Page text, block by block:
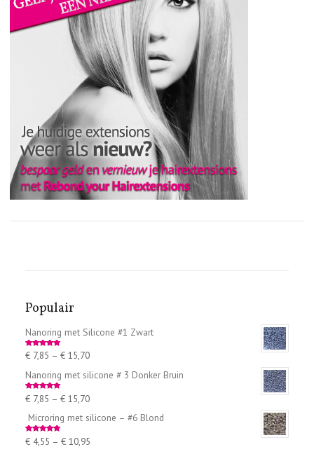
Populair
Nanoring met Silicone #1 Zwart
Rated5.00
out of 5
€7,85 – €15,70
Nanoring met silicone # 3 Donker Bruin
Rated5.00
out of 5
€7,85 – €15,70
Microring met silicone – #6 Blond
Rated5.00
out of 5
€4,55 – €10,95